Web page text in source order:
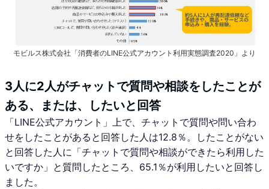
モビルス株式会社「消費者のLINE公式アカウント利用実態調査2020」より
3人に2人がチャットで質問や相談をしたことが
ある、または、したいと回答
「LINE公式アカウント」上で、チャットで質問や問い合わ
せをしたことがあると回答した人は12.8％。したことがない
と回答した人に「チャットで質問や相談ができたら利用した
いですか」と質問したところ、65.1％が利用したいと回答し
ました。